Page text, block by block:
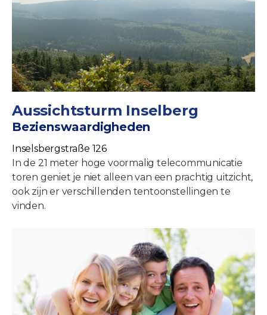
Aussichtsturm Inselberg
Bezienswaardigheden
Inselsbergstraße 126
In de 21 meter hoge voormalig telecommunicatie
toren geniet je niet alleen van een prachtig uitzicht,
ook zijn er verschillenden tentoonstellingen te
vinden.